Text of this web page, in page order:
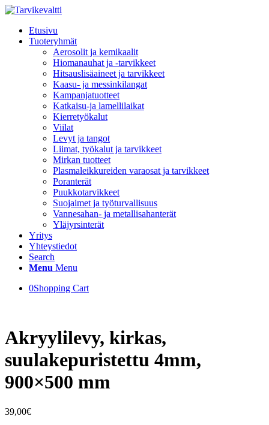
Etusivu
Tuoteryhmät
Aerosolit ja kemikaalit
Hiomanauhat ja -tarvikkeet
Hitsauslisäaineet ja tarvikkeet
Kaasu- ja messinkilangat
Kampanjatuotteet
Katkaisu-ja lamellilaikat
Kierretyökalut
Viilat
Levyt ja tangot
Liimat, työkalut ja tarvikkeet
Mirkan tuotteet
Plasmaleikkureiden varaosat ja tarvikkeet
Poranterät
Puukkotarvikkeet
Suojaimet ja työturvallisuus
Vannesahan- ja metallisahanterät
Yläjyrsinterät
Yritys
Yhteystiedot
Search
Menu Menu
0Shopping Cart
Akryylilevy, kirkas,
suulakepuristettu 4mm,
900×500 mm
39,00€